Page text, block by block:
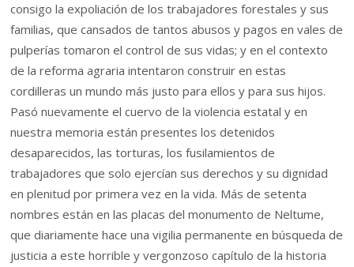
consigo la expoliación de los trabajadores forestales y sus
familias, que cansados de tantos abusos y pagos en vales de
pulperías tomaron el control de sus vidas; y en el contexto
de la reforma agraria intentaron construir en estas
cordilleras un mundo más justo para ellos y para sus hijos.
Pasó nuevamente el cuervo de la violencia estatal y en
nuestra memoria están presentes los detenidos
desaparecidos, las torturas, los fusilamientos de
trabajadores que solo ejercían sus derechos y su dignidad
en plenitud por primera vez en la vida. Más de setenta
nombres están en las placas del monumento de Neltume,
que diariamente hace una vigilia permanente en búsqueda de
justicia a este horrible y vergonzoso capítulo de la historia